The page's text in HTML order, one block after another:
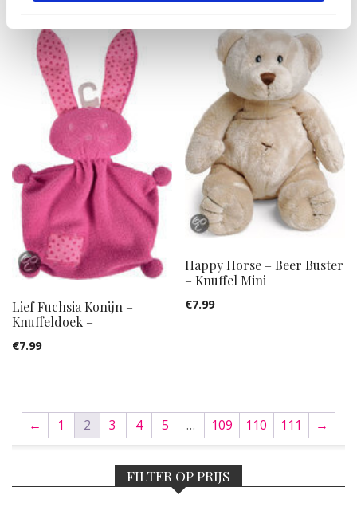
Lief Fuchsia Konijn –
Knuffeldoek –
€7.99
Happy Horse – Beer Buster
– Knuffel Mini
€7.99
← 1 2 3 4 5 … 109 110 111 →
FILTER OP PRIJS